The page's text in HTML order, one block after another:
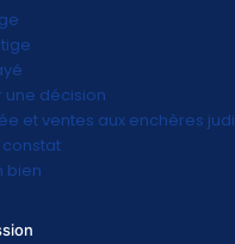
une décision
et ventes aux enchères
bien